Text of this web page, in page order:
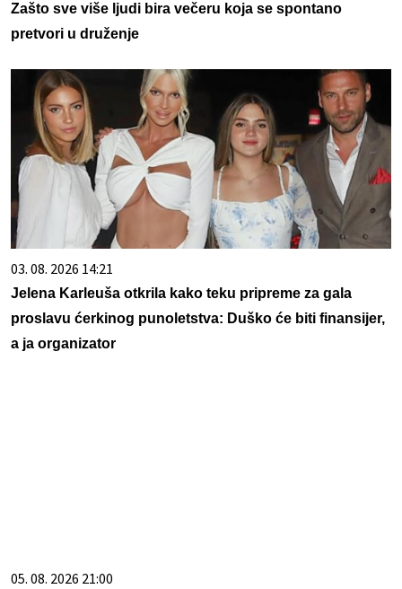
Zašto sve više ljudi bira večeru koja se spontano
pretvori u druženje
03. 08. 2026 14:21
Jelena Karleuša otkrila kako teku pripreme za gala
proslavu ćerkinog punoletstva: Duško će biti finansijer,
a ja organizator
05. 08. 2026 21:00